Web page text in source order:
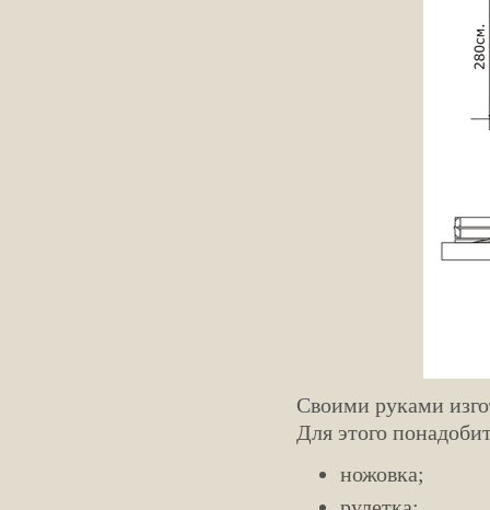
Своими руками
Для этого
ножовка;